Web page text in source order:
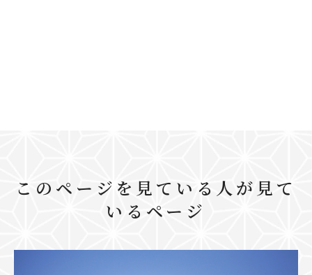
このページを見ている人が見て
いるページ